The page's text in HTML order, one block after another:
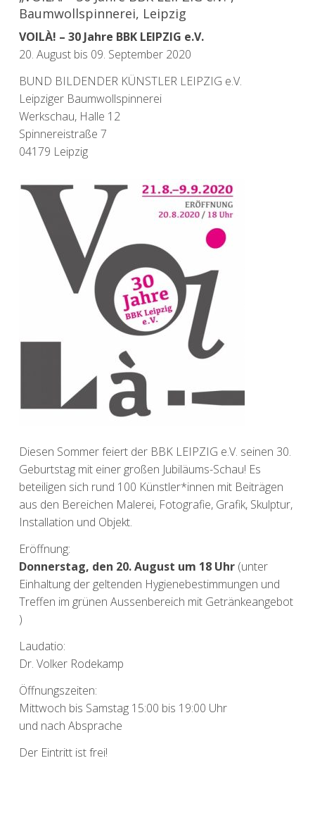
Baumwollspinnerei, Leipzig
VOILÀ! – 30 Jahre BBK LEIPZIG e.V.
20. August bis 09. September 2020
BUND BILDENDER KÜNSTLER LEIPZIG e.V.
Leipziger Baumwollspinnerei
Werkschau, Halle 12
Spinnereistraße 7
04179 Leipzig
Diesen Sommer feiert der BBK LEIPZIG e.V. seinen 30.
Geburtstag mit einer großen Jubiläums-Schau! Es
beteiligen sich rund 100 Künstler*innen mit Beiträgen
aus den Bereichen Malerei, Fotografie, Grafik, Skulptur,
Installation und Objekt.
Eröffnung:
Donnerstag, den 20. August um 18 Uhr(unter
Einhaltung der geltenden Hygienebestimmungen und
Treffen im grünen Aussenbereich mit Getränkeangebot
)
Laudatio:
Dr. Volker Rodekamp
Öffnungszeiten:
Mittwoch bis Samstag 15:00 bis 19:00 Uhr
und nach Absprache
Der Eintritt ist frei!